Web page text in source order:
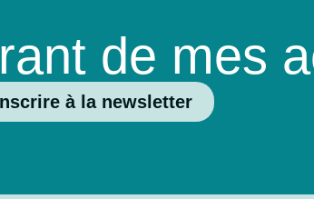
de mes
à la newsletter